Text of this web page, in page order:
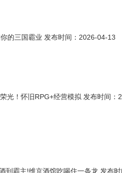
的三国霸业 发布时间：2026-04-13
光！怀旧RPG+经营模拟 发布时间：
到霸主!维京酒馆吃喝住一条龙 发布